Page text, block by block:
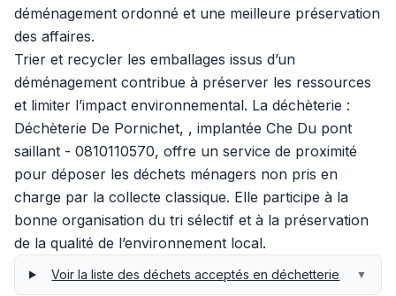
déménagement ordonné et une meilleure préservation
des affaires.
Trier et recycler les emballages issus d’un
déménagement contribue à préserver les ressources
et limiter l’impact environnemental. La déchèterie :
Déchèterie De Pornichet, , implantée Che Du pont
saillant - 0810110570, offre un service de proximité
pour déposer les déchets ménagers non pris en
charge par la collecte classique. Elle participe à la
bonne organisation du tri sélectif et à la préservation
de la qualité de l’environnement local.
Voir la liste des déchets acceptés en déchetterie ▼